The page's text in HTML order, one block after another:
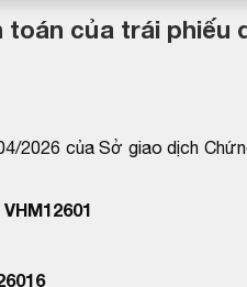
toán của trái phiếu
2026 của Sở giao dịch